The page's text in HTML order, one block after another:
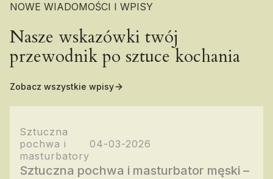
NOWE WIADOMOŚCI I WPISY
Nasze wskazówki twój
przewodnik po sztuce kochania
Zobacz wszystkie wpisy
Sztuczna
pochwa i
masturbatory
04-03-2026
Sztuczna pochwa i masturbator męski –